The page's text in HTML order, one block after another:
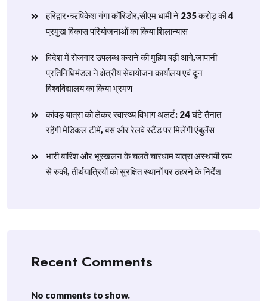
हरिद्वार-ऋषिकेश गंगा कॉरिडोर,सीएम धामी ने 235 करोड़ की 4
प्रमुख विकास परियोजनाओं का किया शिलान्यास
विदेश में रोजगार उपलब्ध कराने की मुहिम बढ़ी आगे,जापानी
प्रतिनिधिमंडल ने क्षेत्रीय सेवायोजन कार्यालय एवं दून
विश्वविद्यालय का किया भ्रमण
​कांवड़ यात्रा को लेकर स्वास्थ्य विभाग अलर्ट: 24 घंटे तैनात
रहेंगी मेडिकल टीमें, बस और रेलवे स्टैंड पर मिलेंगी एंबुलेंस
​भारी बारिश और भूस्खलन के चलते चारधाम यात्रा अस्थायी रूप
से रुकी, तीर्थयात्रियों को सुरक्षित स्थानों पर ठहरने के निर्देश
Recent Comments
No comments to show.